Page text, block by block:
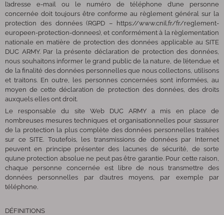
l’adresse e-mail ou le numéro de téléphone d’une personne
concernée doit toujours être conforme au règlement général sur la
protection des données (RGPD – https://www.cnil.fr/fr/reglement-
europeen-protection-donnees), et conformément à la règlementation
nationale en matière de protection des données applicable au SITE
DUC ARMY. Par la présente déclaration de protection des données,
nous souhaitons informer le grand public de la nature, de l’étendue et
de la finalité des données personnelles que nous collectons, utilisons
et traitons. En outre, les personnes concernées sont informées, au
moyen de cette déclaration de protection des données, des droits
auxquels elles ont droit.
Le responsable du site Web DUC ARMY a mis en place de
nombreuses mesures techniques et organisationnelles pour s’assurer
de la protection la plus complète des données personnelles traitées
sur ce SITE. Toutefois, les transmissions de données par Internet
peuvent en principe présenter des lacunes de sécurité, de sorte
qu’une protection absolue ne peut pas être garantie. Pour cette raison,
chaque personne concernée est libre de nous transmettre des
données personnelles par d’autres moyens, par exemple par
téléphone.
DÉFINITIONS